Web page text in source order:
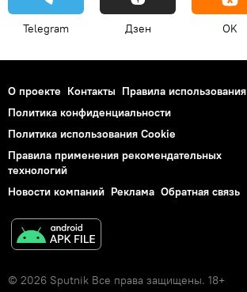
Telegram Дзен OK
О проекте Контакты Правила использования
Политика конфиденциальности
Политика использования Cookie
Правила применения рекомендательных
технологий
Новости компаний Реклама Обратная связь
© 2026 Sputnik Все права защищены. 18+